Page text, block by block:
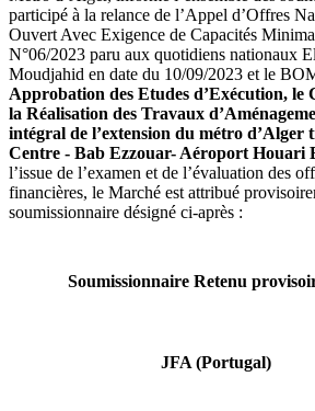
participé à la relance de l’Appel d’Offres
Ouvert Avec Exigence de Capacités
N°06/2023 paru aux quotidiens nationaux
Moudjahid en date du 10/09/2023 et le
Approbation des Etudes d’Exécution, le
la Réalisation des Travaux
intégral de l’extension du métro
Centre - Bab Ezzouar- Aéroport Houari
l’issue de l’examen et de l’évaluation des
financières, le Marché est attribué
soumissionnaire désigné ci-après :
Soumissionnaire Retenu
JFA (Portugal)